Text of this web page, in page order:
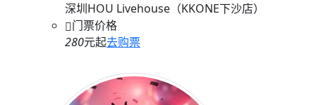
深圳HOU Livehouse（KKONE下沙店）
门票价格
280元起去购票